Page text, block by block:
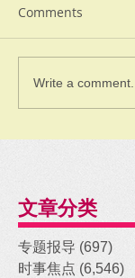
Comments
Write a comment...
文章分类
专题报导 (697)
时事焦点 (6,546)